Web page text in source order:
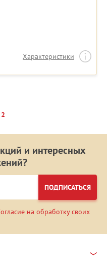
Характеристики
2
и интересных
ПОДПИСАТЬСЯ
на обработку своих